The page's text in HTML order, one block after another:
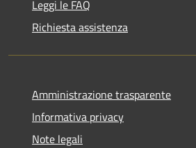
Leggi le FAQ
Richiesta assistenza
Amministrazione trasparente
Informativa privacy
Note legali